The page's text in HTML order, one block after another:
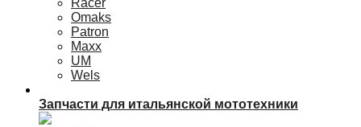
Racer
Omaks
Patron
Maxx
UM
Wels
Запчасти для итальянской мототехники